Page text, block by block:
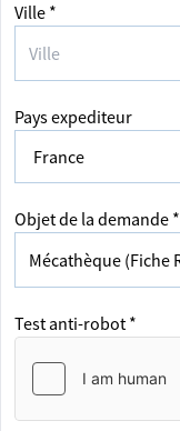
Ville *
Pays expediteur
Objet de la demande *
Test anti-robot *